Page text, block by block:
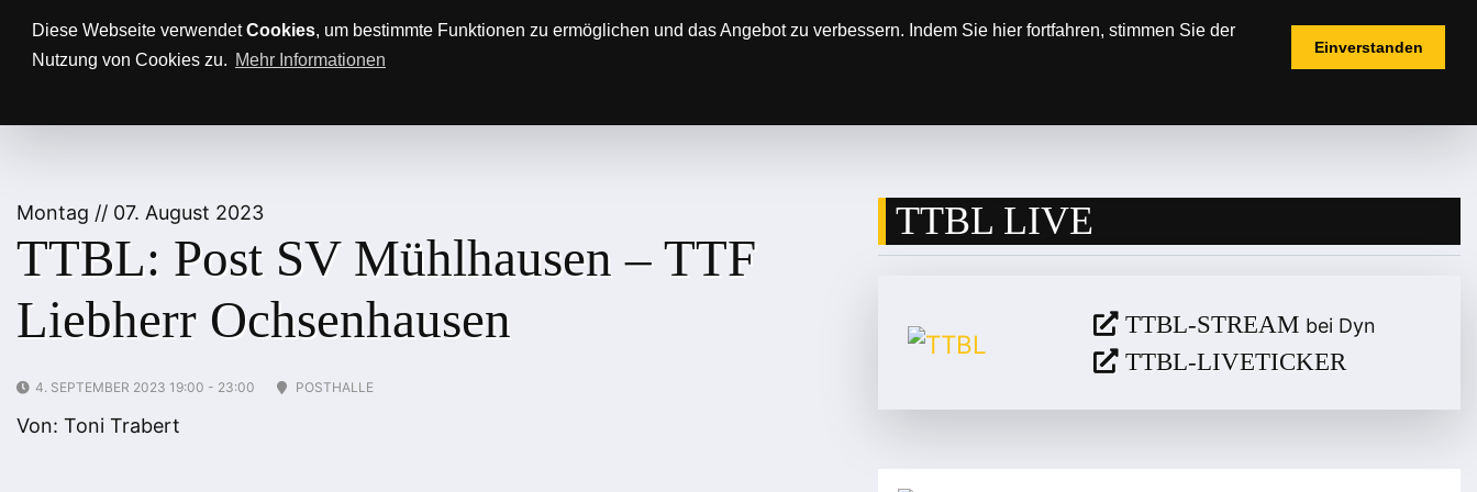
Diese Webseite verwendetCookies, um bestimmte Funktionen zu ermöglichen und das Angebot zu verbessern. Indem Sie hier fortfahren, stimmen Sie der
Nutzung von Cookies zu. Mehr Informationen
Einverstanden
Anfahrt/Parkplätze Impressum Datenschutz
Montag // 07. August 2023
TTBL: Post SV Mühlhausen – TTF
Liebherr Ochsenhausen
4. SEPTEMBER 2023 19:00 - 23:00 POSTHALLE
Von: Toni Trabert
TTBL LIVE
TTBL-STREAM bei Dyn
TTBL-LIVETICKER